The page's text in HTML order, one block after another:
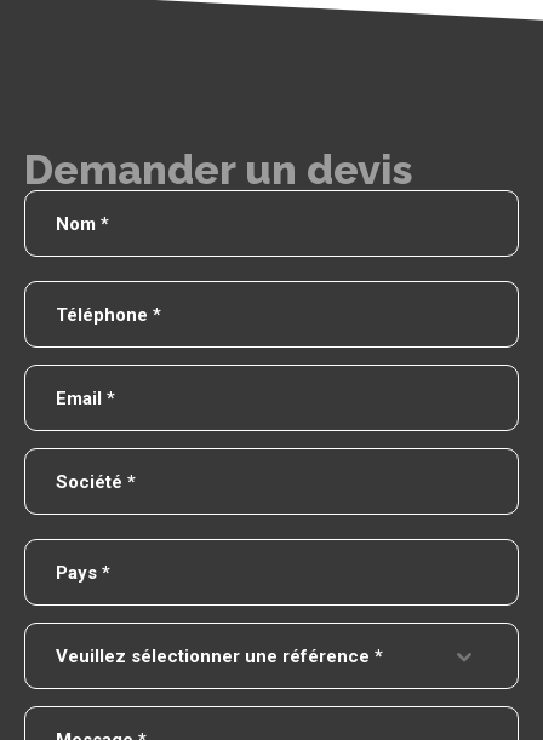
Demander un devis
Veuillez sélectionner une référence *